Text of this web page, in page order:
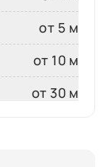
от 5 м
от 10 м
от 30 м